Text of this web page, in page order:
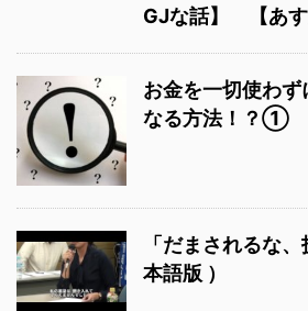
GJな話】 【あす
お金を一切使わ
なる方法！？①
「だまされるな
本語版 ）